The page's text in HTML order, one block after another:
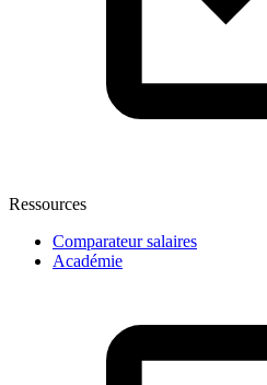
Ressources
Comparateur salaires
Académie